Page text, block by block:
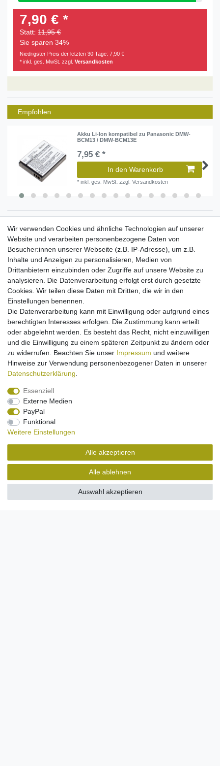
Sie sparen 34%
7,90 € *
Statt:11,95 €
Niedrigster Preis der letzten 30 Tage:7,90 €
* inkl. ges. MwSt. zzgl.Versandkosten
Empfohlen
Akku Li-Ion kompatibel zu Panasonic DMW-
BCM13 / DMW-BCM13E
7,95 € *
In den Warenkorb
*inkl. ges. MwSt. zzgl.Versandkosten
Wir sind für Sie da
Unser Service
Super schnelle Zustellung
3% Rabatt bei Zahlung per Vorkasse
Versandkostenfrei innerhalb von Deutschland
(Mo-Fr) Versand erfolgt bis 18:30 Uhr (wenn lagernd)
(Samstag) Versand erfolgt bis 13:30 Uhr (wenn lagernd)
Service-LiveChat
Montag - Freitag
von 09:30 - 18:00 Uhr
Wir verwenden Cookies und ähnliche Technologien auf unserer
Website und verarbeiten personenbezogene Daten von
Besucher:innen unserer Webseite (z.B. IP-Adresse), um z.B.
Inhalte und Anzeigen zu personalisieren, Medien von
Drittanbietern einzubinden oder Zugriffe auf unsere Website zu
analysieren. Die Datenverarbeitung erfolgt erst durch gesetzte
Cookies. Wir teilen diese Daten mit Dritten, die wir in den
Einstellungen benennen.
Die Datenverarbeitung kann mit Einwilligung oder aufgrund eines
berechtigten Interesses erfolgen. Die Zustimmung kann erteilt
oder abgelehnt werden. Es besteht das Recht, nicht einzuwilligen
und die Einwilligung zu einem späteren Zeitpunkt zu ändern oder
zu widerrufen. Beachten Sie unser Impressum und weitere
Hinweise zur Verwendung personenbezogener Daten in unserer
Daten­schutz­erklärung
Essenziell
Externe Medien
PayPal
Funktional
Weitere Einstellungen
Alle akzeptieren
Alle ablehnen
Auswahl akzeptieren